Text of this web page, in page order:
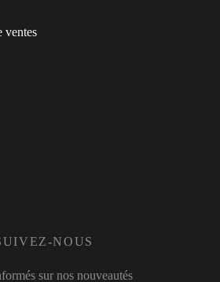
ventes
NOUS
sur nos nouveautés